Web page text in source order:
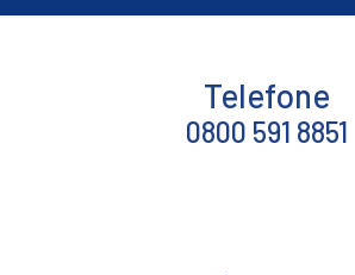
Telefone
0800 591 8851